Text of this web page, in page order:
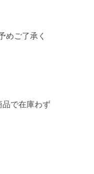
めご了承く
で在庫わず